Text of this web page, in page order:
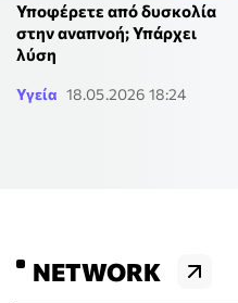
Υποφέρετε από δυσκολία
στην αναπνοή; Υπάρχει
λύση
Υγεία 18.05.2026 18:24
NETWORK